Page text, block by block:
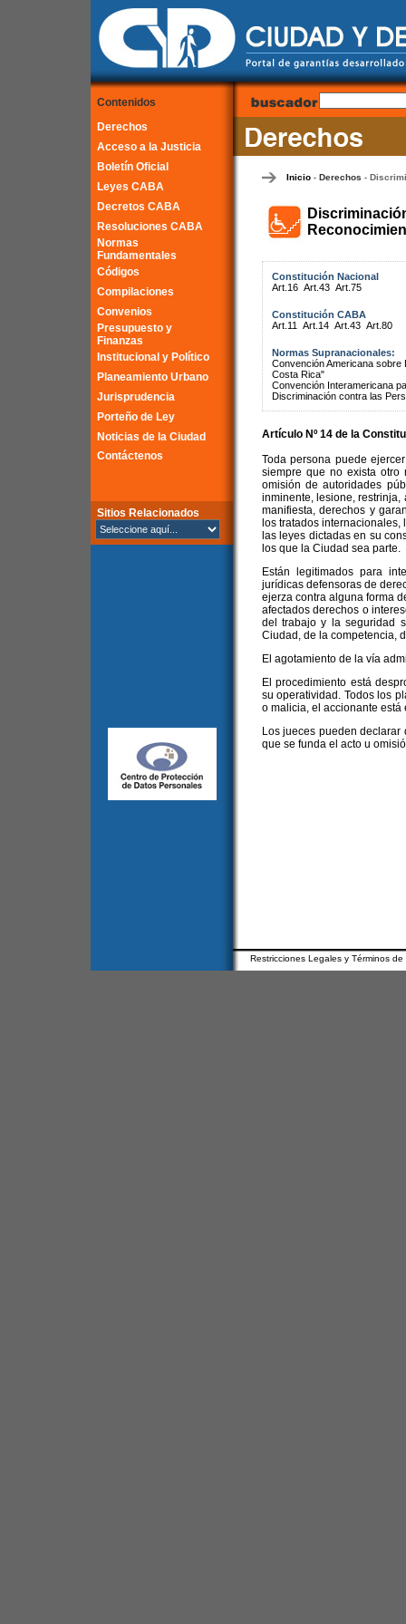
Contenidos
Derechos
Acceso a la Justicia
Boletín Oficial
Leyes CABA
Decretos CABA
Resoluciones CABA
Normas
Fundamentales
Códigos
Compilaciones
Convenios
Presupuesto y
Finanzas
Institucional y Político
Planeamiento Urbano
Jurisprudencia
Porteño de Ley
Noticias de la Ciudad
Contáctenos
Sitios Relacionados
Inicio- Derechos -
Constitución Nacional
Art.16 Art.43 Art.75
Constitución CABA
Art.11
Art.14 Art.43 Art.80
Normas Supranacionales:
Convención Americana
Costa Rica"
Convención Interamericana
Discriminación contra las
Artículo Nº 14 de la
Toda persona puede
siempre que no exista otro
omisión de autoridades
inminente, lesione,
manifiesta, derechos y
los tratados
las leyes dictadas en su
los que la Ciudad sea parte.
Están legitimados para
jurídicas defensoras de
ejerza contra alguna forma
afectados derechos o
del trabajo y la seguridad
Ciudad, de la competencia,
El agotamiento de la vía
El procedimiento está
su operatividad. Todos los
o malicia, el accionante está
Los jueces pueden
que se funda el acto u
Restricciones Legales y Términos de